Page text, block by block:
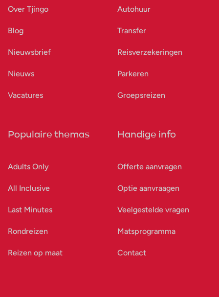
Over Tjingo
Blog
Nieuwsbrief
Nieuws
Vacatures
Autohuur
Transfer
Reisverzekeringen
Parkeren
Groepsreizen
Populaire themas
Adults Only
All Inclusive
Last Minutes
Rondreizen
Reizen op maat
Handige info
Offerte aanvragen
Optie aanvraagen
Veelgestelde vragen
Matsprogramma
Contact